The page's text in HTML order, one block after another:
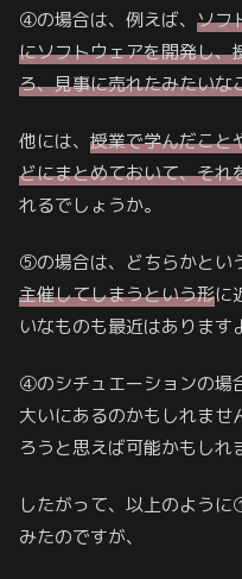
④の場合は、例えば、 ソフ
にソフトウェアを開発し、
ろ、見事に売れたみたいな
他には、 授業で学んだこと
どにまとめておいて、それ
れるでしょうか。
⑤の場合は、どちらかとい
主催してしまうという形に
いなものも最近はあります
④のシチュエーションの場
大いにあるのかもしれま
ろうと思えば可能かもしれ
したがって、以上のよう
みたのですが、